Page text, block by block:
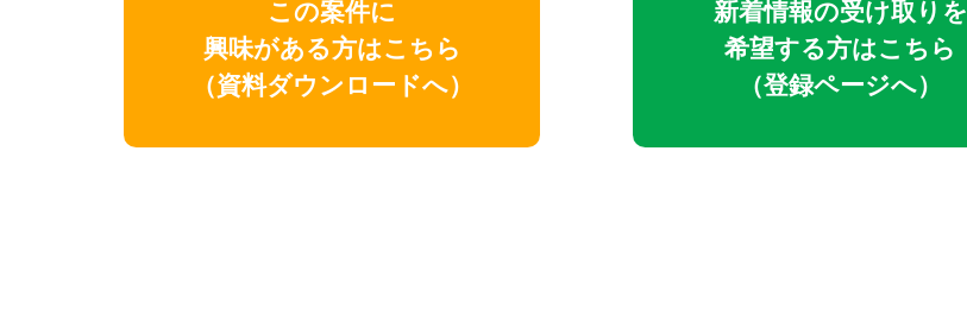
この案件に
興味がある方はこちら
（資料ダウンロードへ）
新着情報の受け取りを
希望する方はこちら
（登録ページへ）